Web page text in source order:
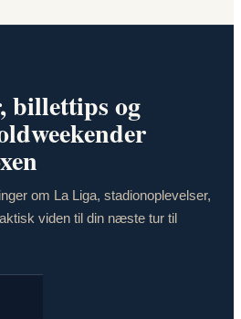
billettips og
om La Liga, stadionoplevelser,
viden til din næste tur til